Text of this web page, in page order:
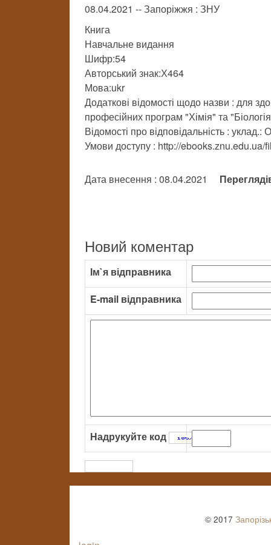
08.04.2021 -- Запоріжжя : ЗНУ
Книга
Навчальне видання
Шифр:54
Авторський знак:Х464
Мова:ukr
Додаткові відомості щодо назви : для
професійних програм "Хімія" та
Відомості про відповідальність :
Умови доступу : http://
Дата внесення : 08.04.2021
Новий коментар
Ім`я відправника
E-mail відправника
Надрукуйте код
© 2017